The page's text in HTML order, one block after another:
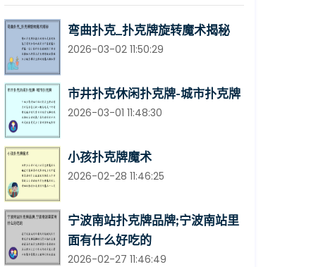
弯曲扑克_扑克牌旋转魔术揭秘
2026-03-02 11:50:29
市井扑克休闲扑克牌-城市扑克牌
2026-03-01 11:48:30
小孩扑克牌魔术
2026-02-28 11:46:25
宁波南站扑克牌品牌;宁波南站里
面有什么好吃的
2026-02-27 11:46:49